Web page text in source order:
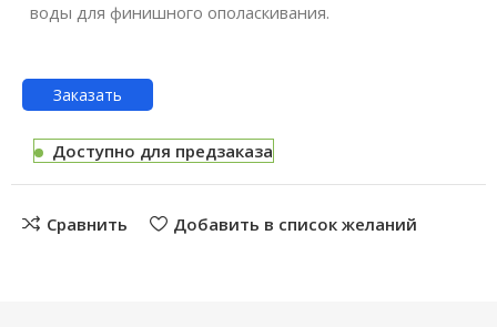
воды для финишного ополаскивания.
Заказать
Доступно для предзаказа
Сравнить Добавить в список желаний